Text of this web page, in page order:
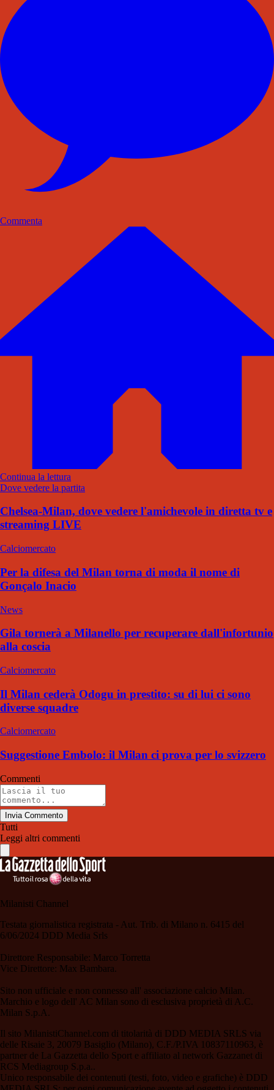
Commenta
Continua la lettura
Dove vedere la partita
Chelsea-Milan, dove vedere l'amichevole in diretta tv e
streaming LIVE
Calciomercato
Per la difesa del Milan torna di moda il nome di
Gonçalo Inacio
News
Gila tornerà a Milanello per recuperare dall'infortunio
alla coscia
Calciomercato
Il Milan cederà Odogu in prestito: su di lui ci sono
diverse squadre
Calciomercato
Suggestione Embolo: il Milan ci prova per lo svizzero
Commenti
Invia Commento
Tutti
Leggi altri commenti
Milanisti Channel
Testata giornalistica registrata - Aut. Trib. di Milano n. 6415 del
6/06/2024 DDD Media Srls
Direttore Responsabile: Marco Torretta
Vice Direttore: Max Bambara.
Sito non ufficiale e non connesso all' associazione calcio Milan.
Marchio e logo dell' AC Milan sono di esclusiva proprietà di A.C.
Milan S.p.A.
Il sito MilanistiChannel.com di titolarità di DDD MEDIA SRLS via
delle Risaie 3, 20079 Basiglio (Milano), C.F./P.IVA 10837110963, è
partner de La Gazzetta dello Sport e affiliato al network Gazzanet di
RCS Mediagroup S.p.a..
Unico responsabile dei contenuti (testi, foto, video e grafiche) è DDD